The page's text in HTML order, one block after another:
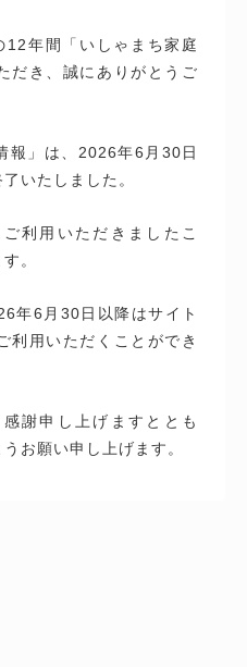
年間「いしゃまち家庭
だき、誠にありがとうご
報」は、2026年6月30日
いたしました。
利用いただきましたこ
。
年6月30日以降はサイト
利用いただくことができ
謝申し上げますととも
お願い申し上げます。